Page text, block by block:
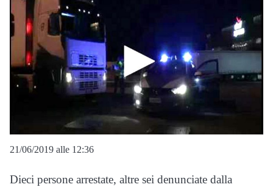
21/06/2019 alle 12:36
Dieci persone arrestate, altre sei denunciate dalla